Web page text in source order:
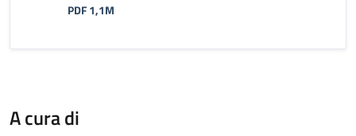
PDF 1,1M
A cura di